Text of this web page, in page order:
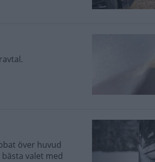
över huvud
valet med